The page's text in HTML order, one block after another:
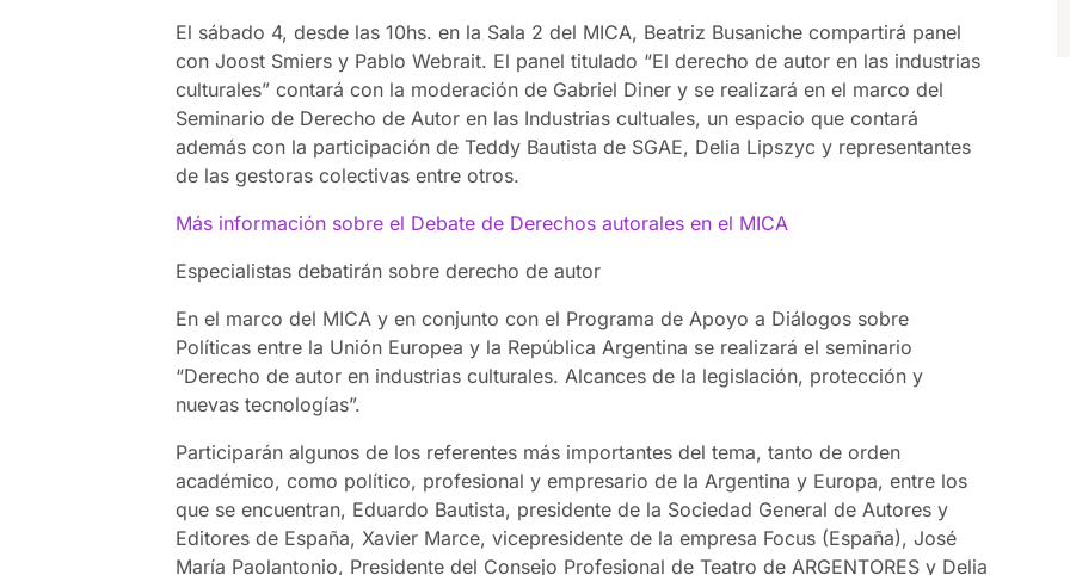
El sábado 4, desde las 10hs. en la Sala 2 del MICA, Beatriz Busaniche compartirá panel
con Joost Smiers y Pablo Webrait. El panel titulado “El derecho de autor en las industrias
culturales” contará con la moderación de Gabriel Diner y se realizará en el marco del
Seminario de Derecho de Autor en las Industrias cultuales, un espacio que contará
además con la participación de Teddy Bautista de SGAE, Delia Lipszyc y representantes
de las gestoras colectivas entre otros.
Más información sobre el Debate de Derechos autorales en el MICA
Especialistas debatirán sobre derecho de autor
En el marco del MICA y en conjunto con el Programa de Apoyo a Diálogos sobre
Políticas entre la Unión Europea y la República Argentina se realizará el seminario
“Derecho de autor en industrias culturales. Alcances de la legislación, protección y
nuevas tecnologías”.
Participarán algunos de los referentes más importantes del tema, tanto de orden
académico, como político, profesional y empresario de la Argentina y Europa, entre los
que se encuentran, Eduardo Bautista, presidente de la Sociedad General de Autores y
Editores de España, Xavier Marce, vicepresidente de la empresa Focus (España), José
María Paolantonio, Presidente del Consejo Profesional de Teatro de ARGENTORES y Delia